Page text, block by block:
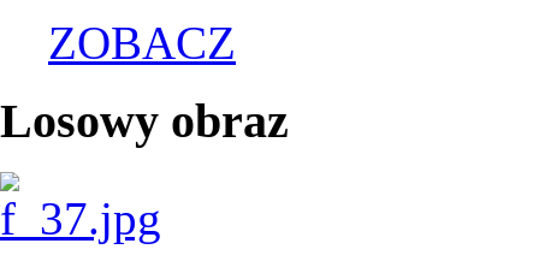
ZOBACZ
Losowy obraz